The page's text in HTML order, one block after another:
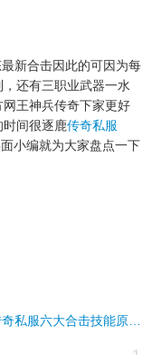
新合击因此的可因为每
，还有三职业武器一水
王神兵传奇下家更好
时间很逐鹿传奇私服
小编就为大家盘点一下
私服六大合击技能原…